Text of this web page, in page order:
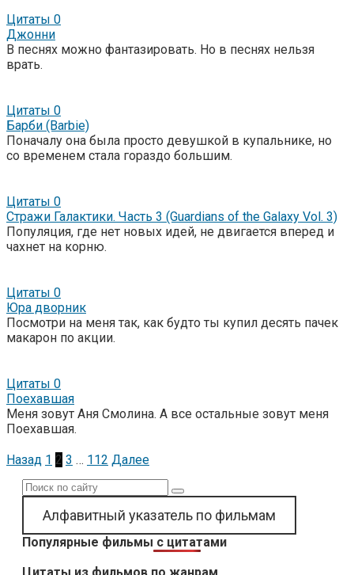
Цитаты 0
Джонни
В песнях можно фантазировать. Но в песнях нельзя
врать.
Цитаты 0
Барби (Barbie)
Поначалу она была просто девушкой в купальнике, но
со временем стала гораздо большим.
Цитаты 0
Стражи Галактики. Часть 3 (Guardians of the Galaxy Vol. 3)
Популяция, где нет новых идей, не двигается вперед и
чахнет на корню.
Цитаты 0
Юра дворник
Посмотри на меня так, как будто ты купил десять пачек
макарон по акции.
Цитаты 0
Поехавшая
Меня зовут Аня Смолина. А все остальные зовут меня
Поехавшая.
Пагинация
Назад 1 2 3 … 112 Далее
Поиск:
Алфавитный указатель по фильмам
Популярные фильмы с цитатами